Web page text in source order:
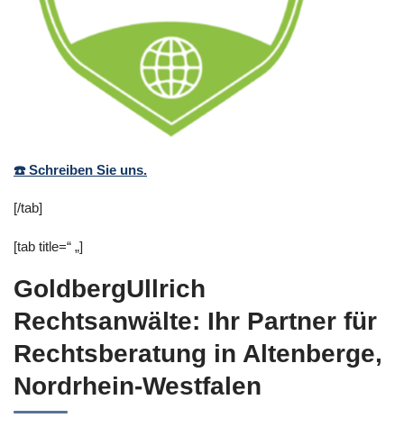
☎️ Schreiben Sie uns.
[/tab]
[tab title=“ „]
GoldbergUllrich
Rechtsanwälte: Ihr Partner für
Rechtsberatung in Altenberge,
Nordrhein-Westfalen